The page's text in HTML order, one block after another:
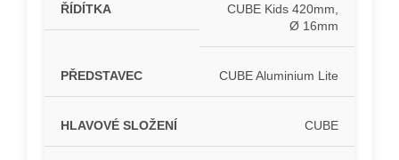
ŘÍDÍTKA
CUBE Kids 420mm,
Ø 16mm
PŘEDSTAVEC CUBE Aluminium Lite
HLAVOVÉ SLOŽENÍ CUBE